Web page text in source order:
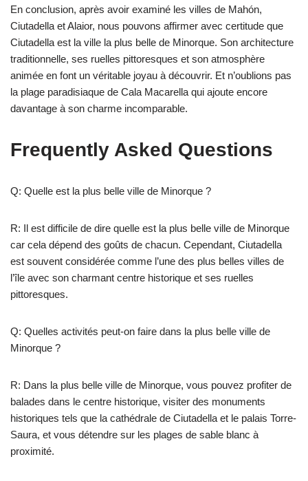
En conclusion, après avoir examiné les villes de Mahón,
Ciutadella et Alaior, nous pouvons affirmer avec certitude que
Ciutadella est la ville la plus belle de Minorque. Son architecture
traditionnelle, ses ruelles pittoresques et son atmosphère
animée en font un véritable joyau à découvrir. Et n’oublions pas
la plage paradisiaque de Cala Macarella qui ajoute encore
davantage à son charme incomparable.
Frequently Asked Questions
Q: Quelle est la plus belle ville de Minorque ?
R: Il est difficile de dire quelle est la plus belle ville de Minorque
car cela dépend des goûts de chacun. Cependant, Ciutadella
est souvent considérée comme l’une des plus belles villes de
l’île avec son charmant centre historique et ses ruelles
pittoresques.
Q: Quelles activités peut-on faire dans la plus belle ville de
Minorque ?
R: Dans la plus belle ville de Minorque, vous pouvez profiter de
balades dans le centre historique, visiter des monuments
historiques tels que la cathédrale de Ciutadella et le palais Torre-
Saura, et vous détendre sur les plages de sable blanc à
proximité.